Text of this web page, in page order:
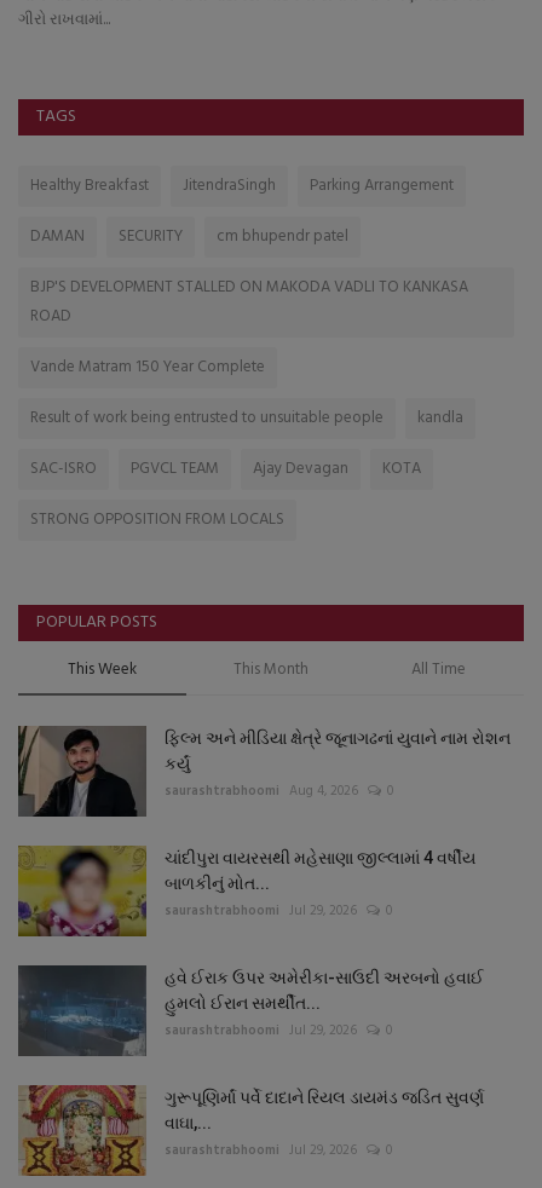
ગીરો રાખવામાં...
TAGS
Healthy Breakfast JitendraSingh
Parking Arrangement
DAMAN
SECURITY
cm bhupendr patel
BJP'S DEVELOPMENT STALLED ON MAKODA VADLI TO KANKASA
ROAD
Vande Matram 150 Year Complete
Result of work being entrusted to unsuitable people
kandla
SAC-ISRO
PGVCL TEAM Ajay Devagan
KOTA
STRONG OPPOSITION FROM LOCALS
POPULAR POSTS
This Week This Month All Time
ફિલ્મ અને મીડિયા ક્ષેત્રે જૂનાગઢનાં યુવાને નામ રોશન
કર્યું
saurashtrabhoomi Aug 4, 2026 0
ચાંદીપુરા વાયરસથી મહેસાણા જીલ્લામાં 4 વર્ષીય
બાળકીનું મોત...
saurashtrabhoomi Jul 29, 2026 0
હવે ઈરાક ઉપર અમેરીકા-સાઉદી અરબનો હવાઈ
હુમલો ઈરાન સમર્થીત...
saurashtrabhoomi Jul 29, 2026 0
ગુરૂપૂણિર્માં પર્વે દાદાને રિયલ ડાયમંડ જડિત સુવર્ણ
વાઘા,...
saurashtrabhoomi Jul 29, 2026 0